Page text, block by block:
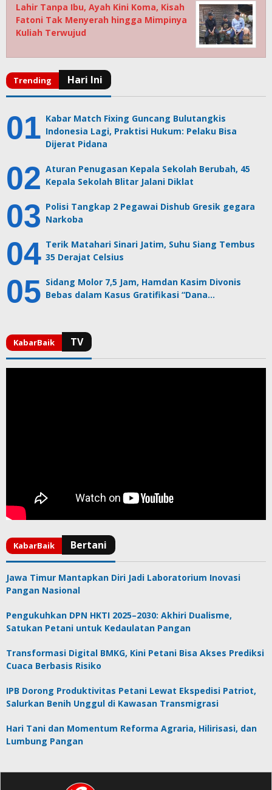
Lahir Tanpa Ibu, Ayah Kini Koma, Kisah
Fatoni Tak Menyerah hingga Mimpinya
Kuliah Terwujud
Kabar Match Fixing Guncang Bulutangkis
Indonesia Lagi, Praktisi Hukum: Pelaku Bisa
Dijerat Pidana
Aturan Penugasan Kepala Sekolah Berubah, 45
Kepala Sekolah Blitar Jalani Diklat
Polisi Tangkap 2 Pegawai Dishub Gresik gegara
Narkoba
Terik Matahari Sinari Jatim, Suhu Siang Tembus
35 Derajat Celsius
Sidang Molor 7,5 Jam, Hamdan Kasim Divonis
Bebas dalam Kasus Gratifikasi “Dana…
Jawa Timur Mantapkan Diri Jadi Laboratorium Inovasi
Pangan Nasional
Pengukuhkan DPN HKTI 2025–2030: Akhiri Dualisme,
Satukan Petani untuk Kedaulatan Pangan
Transformasi Digital BMKG, Kini Petani Bisa Akses Prediksi
Cuaca Berbasis Risiko
IPB Dorong Produktivitas Petani Lewat Ekspedisi Patriot,
Salurkan Benih Unggul di Kawasan Transmigrasi
Hari Tani dan Momentum Reforma Agraria, Hilirisasi, dan
Lumbung Pangan